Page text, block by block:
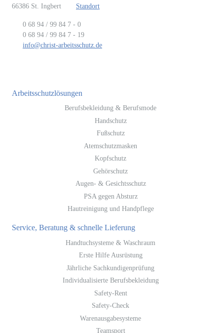
66386 St. Ingbert
Standort
0 68 94 / 99 84 7 - 0
0 68 94 / 99 84 7 - 19
info@christ-arbeitsschutz.de
Arbeitsschutzlösungen
Berufsbekleidung & Berufsmode
Handschutz
Fußschutz
Atemschutzmasken
Kopfschutz
Gehörschutz
Augen- & Gesichtsschutz
PSA gegen Absturz
Hautreinigung und Handpflege
Service, Beratung & schnelle Lieferung
Handtuchsysteme & Waschraum
Erste Hilfe Ausrüstung
Jährliche Sachkundigenprüfung
Individualisierte Berufsbekleidung
Safety-Rent
Safety-Check
Warenausgabesysteme
Teamsport